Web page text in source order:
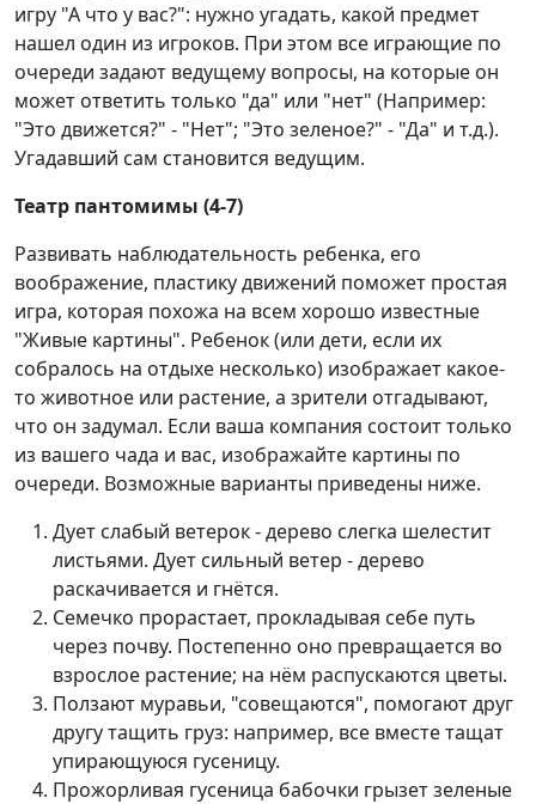
игру "А что у вас?": нужно угадать, какой предмет
нашел один из игроков. При этом все играющие по
очереди задают ведущему вопросы, на которые он
может ответить только "да" или "нет" (Например:
"Это движется?" - "Нет"; "Это зеленое?" - "Да" и т.д.).
Угадавший сам становится ведущим.
Театр пантомимы (4-7)
Развивать наблюдательность ребенка, его
воображение, пластику движений поможет простая
игра, которая похожа на всем хорошо известные
"Живые картины". Ребенок (или дети, если их
собралось на отдыхе несколько) изображает какое-
то животное или растение, а зрители отгадывают,
что он задумал. Если ваша компания состоит только
из вашего чада и вас, изображайте картины по
очереди. Возможные варианты приведены ниже.
Дует слабый ветерок - дерево слегка шелестит
листьями. Дует сильный ветер - дерево
раскачивается и гнётся.
Семечко прорастает, прокладывая себе путь
через почву. Постепенно оно превращается во
взрослое растение; на нём распускаются цветы.
Ползают муравьи, "совещаются", помогают друг
другу тащить груз: например, все вместе тащат
упирающуюся гусеницу.
Прожорливая гусеница бабочки грызет зеленые